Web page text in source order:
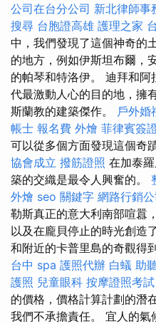
公司在台分公司 新北律師事
搜尋 台胞證高雄 護理之家
中，我們發現了這個神奇的
的地方，例如伊斯坦布爾，
的帕琴和特洛伊。 迪拜和
代最激動人心的目的地，擁
斯蘭教的建築傑作。 戶外婚
帳士 報名費 外燴 菲律賓簽
可以從多個方面發現這個奇
協會成立 撥筋證照 在加泰
築的交織是最令人興奮的。
外燴 seo 關鍵字 網路行銷公
勒斯真正的意大利南部喧囂
以及在龐貝停止的時光創造
和附近的卡普里島的奇觀得
台中 spa 護照代辦 白蟻 助
護照 兒童眼科 按摩證照考試
的價格，價格計算計劃的潛
我們不承擔責任。 宜人的